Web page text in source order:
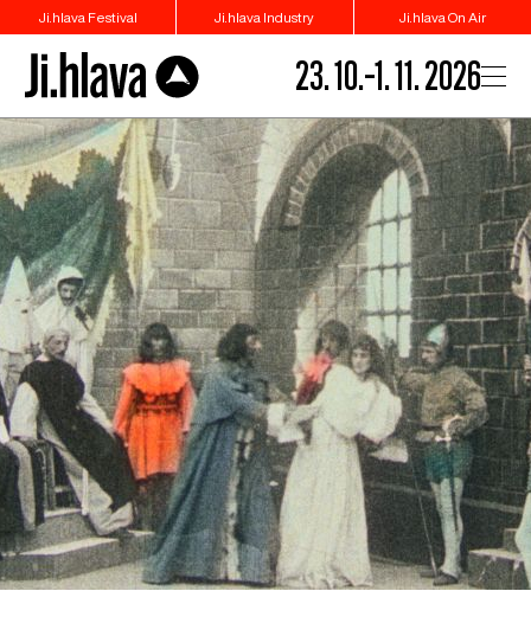
Ji.hlava Festival Ji.hlava Industry Ji.hlava On Air
23. 10.–1. 11. 2026